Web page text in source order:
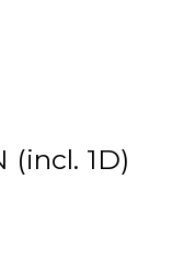
(incl. 1D)